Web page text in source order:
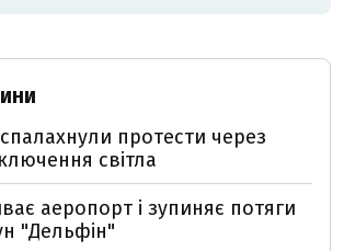
протести через
світла
аеропорт і зупиняє потяги
"Дельфін"